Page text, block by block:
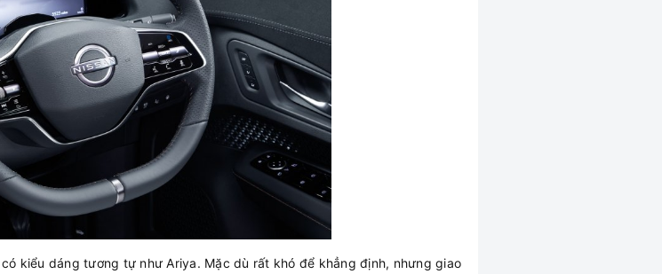
kiểu dáng tương tự như Ariya. Mặc dù rất khó để khẳng định, nhưng giao